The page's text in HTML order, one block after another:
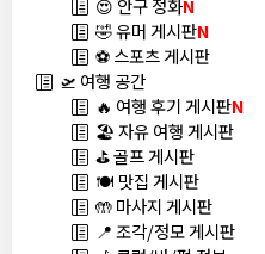
😍 안구 정화N
🤣 유머 게시판N
⚽ 스포츠 게시판
🛫 여행 공간
🔥 여행 후기 게시판N
🏖️ 자유 여행 게시판
⛳ 골프 게시판
🍽️ 맛집 게시판
🤲 마사지 게시판
📍 조각/정모 게시판